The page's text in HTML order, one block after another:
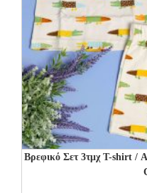
Βρεφικό Σετ 3τμχ T-shirt /